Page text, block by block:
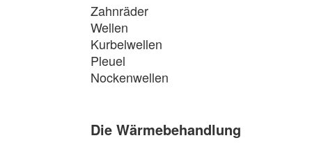
Zahnräder
Wellen
Kurbelwellen
Pleuel
Nockenwellen
Die Wärmebehandlung